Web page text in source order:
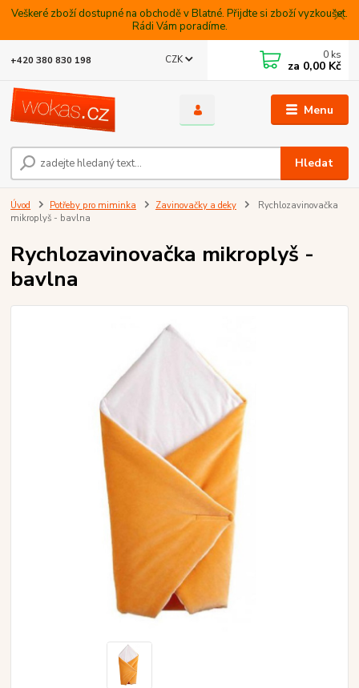
Veškeré zboží dostupné na obchodě v Blatné. Přijdte si zboží vyzkoušet.
Rádi Vám poradíme.
Menu
CZK
Hledat
+420 380 830 198 0 ks
za 0,00 Kč
Úvod Potřeby pro miminka Zavinovačky a deky
Rychlozavinovačka
mikroplyš - bavlna
Rychlozavinovačka mikroplyš -
bavlna